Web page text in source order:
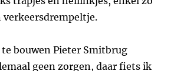
verkeersdrempeltje.
te bouwen Pieter Smitbrug
geen zorgen, daar fiets ik